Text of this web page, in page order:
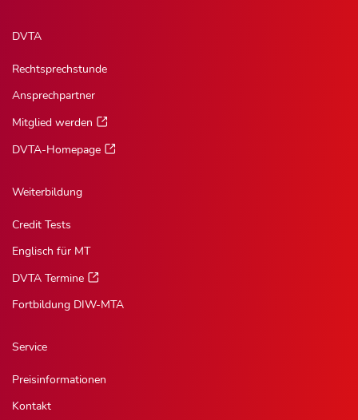
DVTA
Rechtsprechstunde
Ansprechpartner
Mitglied werden
DVTA-Homepage
Weiterbildung
Credit Tests
Englisch für MT
DVTA Termine
Fortbildung DIW-MTA
Service
Preisinformationen
Kontakt